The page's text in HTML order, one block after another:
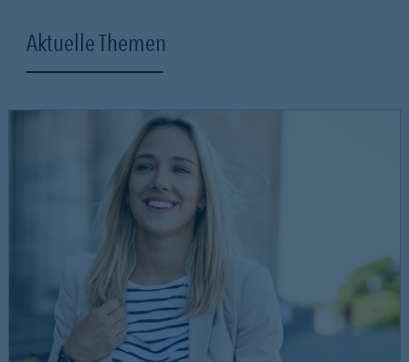
Aktuelle Themen